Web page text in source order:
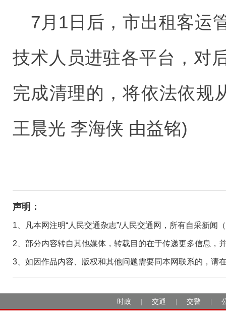
7月1日后，市出租客运
技术人员进驻各平台，对
完成清理的，将依法依规
王晨光 李海侠 由益铭)
声明：
1、凡本网注明“人民交通杂志”/人民交通网，所有自采新
2、部分内容转自其他媒体，转载目的在于传递更多信息，
3、如因作品内容、版权和其他问题需要同本网联系的，请
时政 交通 交警